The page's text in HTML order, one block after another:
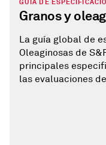
GUÍA DE
Granos y
La guía global de
Oleaginosas de
principales
las evaluaciones